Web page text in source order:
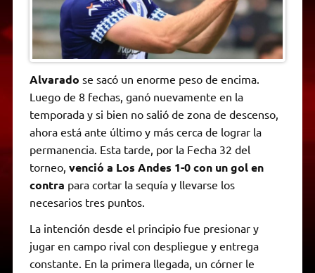
Alvarado se sacó un enorme peso de encima.
Luego de 8 fechas, ganó nuevamente en la
temporada y si bien no salió de zona de descenso,
ahora está ante último y más cerca de lograr la
permanencia. Esta tarde, por la Fecha 32 del
torneo, venció a Los Andes 1-0 con un gol en
contra para cortar la sequía y llevarse los
necesarios tres puntos.
La intención desde el principio fue presionar y
jugar en campo rival con despliegue y entrega
constante. En la primera llegada, un córner le